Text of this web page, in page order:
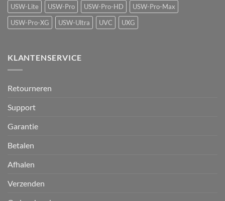
USW-Lite
USW-Pro USW-Pro-HD
USW-Pro-Max
USW-Pro-XG
USW-Ultra UVC UXG
KLANTENSERVICE
Retourneren
Support
Garantie
Betalen
Afhalen
Verzenden